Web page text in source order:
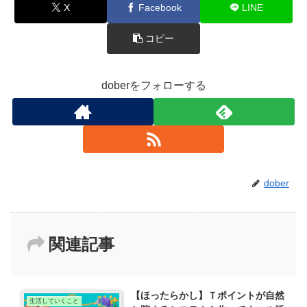
X Facebook LINE
コピー
doberをフォローする
dober
関連記事
生活していくこと
【ほったらかし】Ｔポイントが自然